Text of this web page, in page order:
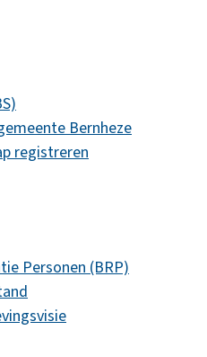
Bernheze
registreren
Personen (BRP)